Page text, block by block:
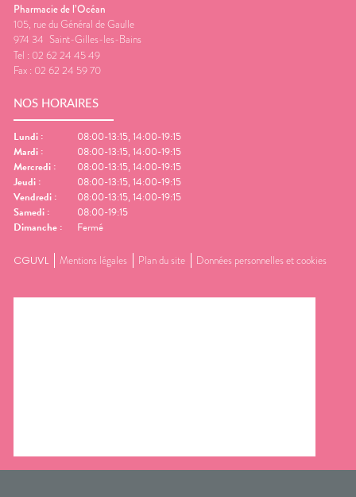
Pharmacie de l’Océan
105, rue du Général de Gaulle
974 34 Saint-Gilles-les-Bains
Tel : 02 62 24 45 49
Fax : 02 62 24 59 70
NOS HORAIRES
Lundi :
08:00-13:15, 14:00-19:15
Mardi :
08:00-13:15, 14:00-19:15
Mercredi :
08:00-13:15, 14:00-19:15
Jeudi :
08:00-13:15, 14:00-19:15
Vendredi :
08:00-13:15, 14:00-19:15
Samedi :
08:00-19:15
Dimanche : Fermé
CGUVL Mentions légales Plan du site Données personnelles et cookies